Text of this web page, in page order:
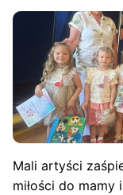
Mali artyści
miłości do